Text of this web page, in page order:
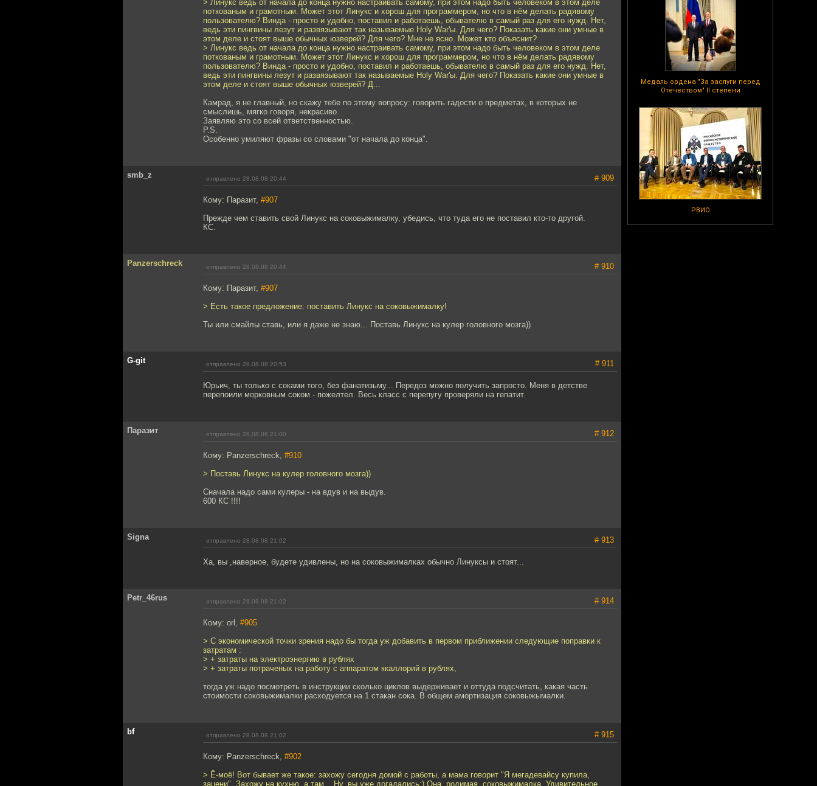
Медаль ордена "За заслуги перед
Отечеством" II степени
РВИО
> Линукс ведь от начала до конца нужно настраивать самому, при этом надо быть человеком в этом деле
поткованым и грамотным. Может этот Линукс и хорош для программером, но что в нём делать радявому
пользователю? Винда - просто и удобно, поставил и работаешь, обывателю в самый раз для его нужд. Нет,
ведь эти пингвины лезут и развязывают так называемые Holy War'ы. Для чего? Показать какие они умные в
этом деле и стоят выше обычных юзверей? Для чего? Мне не ясно. Может кто объяснит?
> Линукс ведь от начала до конца нужно настраивать самому, при этом надо быть человеком в этом деле
поткованым и грамотным. Может этот Линукс и хорош для программером, но что в нём делать радявому
пользователю? Винда - просто и удобно, поставил и работаешь, обывателю в самый раз для его нужд. Нет,
ведь эти пингвины лезут и развязывают так называемые Holy War'ы. Для чего? Показать какие они умные в
этом деле и стоят выше обычных юзверей? Д...
Камрад, я не главный, но скажу тебе по этому вопросу: говорить гадости о предметах, в которых не
смыслишь, мягко говоря, некрасиво.
Заявляю это со всей ответственностью.
P.S.
Особенно умиляют фразы со словами "от начала до конца".
smb_z отправлено 28.08.08 20:44 # 909
Кому: Паразит, #907
Прежде чем ставить свой Линукс на соковыжималку, убедись, что туда его не поставил кто-то другой.
КС.
Panzerschreck отправлено 28.08.08 20:44 # 910
Кому: Паразит, #907
> Есть такое предложение: поставить Линукс на соковыжималку!
Ты или смайлы ставь, или я даже не знаю... Поставь Линукс на кулер головного мозга))
G-git отправлено 28.08.08 20:53 # 911
Юрьич, ты только с соками того, без фанатизьму... Передоз можно получить запросто. Меня в детстве
перепоили морковным соком - пожелтел. Весь класс с перепугу проверяли на гепатит.
Паразит отправлено 28.08.08 21:00 # 912
Кому: Panzerschreck, #910
> Поставь Линукс на кулер головного мозга))
Сначала надо сами кулеры - на вдув и на выдув.
600 КС !!!!
Signa отправлено 28.08.08 21:02 # 913
Ха, вы ,наверное, будете удивлены, но на соковыжималках обычно Линуксы и стоят...
Petr_46rus отправлено 28.08.08 21:02 # 914
Кому: orl, #905
> С экономической точки зрения надо бы тогда уж добавить в первом приближении следующие поправки к
затратам :
> + затраты на электроэнергию в рублях
> + затраты потраченых на работу с аппаратом ккаллорий в рублях,
тогда уж надо посмотреть в инструкции сколько циклов выдерживает и оттуда подсчитать, какая часть
стоимости соковыжималки расходуется на 1 стакан сока. В общем амортизация соковыжымалки.
bf отправлено 28.08.08 21:02 # 915
Кому: Panzerschreck, #902
> Ё-моё! Вот бывает же такое: захожу сегодня домой с работы, а мама говорит "Я мегадевайсу купила,
зацени". Захожу на кухню, а там... Ну, вы уже догадались;) Она, родимая, соковыжималка. Удивительное